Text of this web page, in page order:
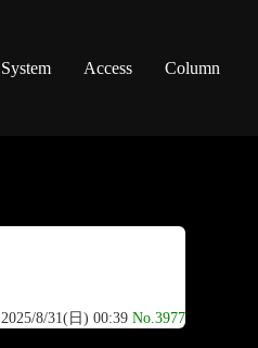
System Access Column
2025/8/31(日) 00:39 No.3977